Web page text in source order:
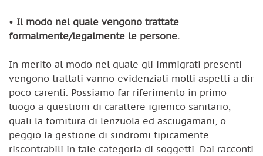
• Il modo nel quale vengono trattate
formalmente/legalmente le persone.
In merito al modo nel quale gli immigrati presenti
vengono trattati vanno evidenziati molti aspetti a dir
poco carenti. Possiamo far riferimento in primo
luogo a questioni di carattere igienico sanitario,
quali la fornitura di lenzuola ed asciugamani, o
peggio la gestione di sindromi tipicamente
riscontrabili in tale categoria di soggetti. Dai racconti